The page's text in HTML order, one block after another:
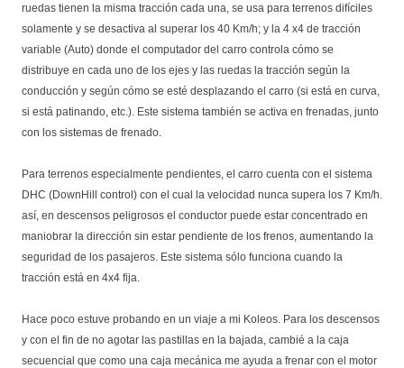
ruedas tienen la misma tracción cada una, se usa para terrenos difíciles
solamente y se desactiva al superar los 40 Km/h; y la 4 x4 de tracción
variable (Auto) donde el computador del carro controla cómo se
distribuye en cada uno de los ejes y las ruedas la tracción según la
conducción y según cómo se esté desplazando el carro (si está en curva,
si está patinando, etc.). Este sistema también se activa en frenadas, junto
con los sistemas de frenado.
Para terrenos especialmente pendientes, el carro cuenta con el sistema
DHC (DownHill control) con el cual la velocidad nunca supera los 7 Km/h.
así, en descensos peligrosos el conductor puede estar concentrado en
maniobrar la dirección sin estar pendiente de los frenos, aumentando la
seguridad de los pasajeros. Este sistema sólo funciona cuando la
tracción está en 4x4 fija.
Hace poco estuve probando en un viaje a mi Koleos. Para los descensos
y con el fin de no agotar las pastillas en la bajada, cambié a la caja
secuencial que como una caja mecánica me ayuda a frenar con el motor